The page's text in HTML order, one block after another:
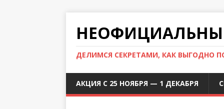
ДЕЛИМСЯ СЕКРЕТАМИ, КАК ВЫГОДНО
АКЦИЯ С 25 НОЯБРЯ — 1 ДЕКАБРЯ